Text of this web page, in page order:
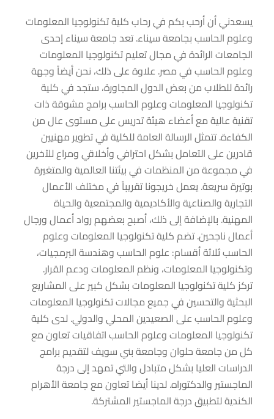
يسعدني أن أرحب بكم في رحاب كلية تكنولوجيا المعلومات
وعلوم الحاسب بجامعة سيناء. تعد جامعة سيناء إحدى
الجامعات الرائدة في مجال تعليم تكنولوجيا المعلومات
وعلوم الحاسب في مصر. علاوة على ذلك، نحن أيضاً وجهة
رائدة للطلاب من بعض الدول المجاورة، ستجد في كلية
تكنولوجيا المعلومات وعلوم الحاسب برامج مشوقة ذات
تقنية عالية مع أعضاء هيئة تدريس على مستوى عال من
الكفاءة. تتمثل الرسالة العامة للكلية في تطوير مهنيين
قادرين على التعامل بشكل احترافي وأخلاقي ومراع للآخرين
في مجموعة من المنظمات في بيئتنا العالمية والمتغيرة
بوتيرة سريعة. يعمل خريجونا تقريباً في مختلف الأعمال
التجارية والصناعية والأكاديمية والمجتمعية والحياة
المهنية. بالإضافة إلى ذلك، أصبح بعضهم رواد أعمال ورجال
أعمال ناجحين. تضم كلية تكنولوجيا المعلومات وعلوم
الحاسب ثلاثة أقسام: علوم الحاسب وهندسة البرمجيات،
وتكنولوجيا المعلومات، ونظم المعلومات ودعم القرار.
تركز كلية تكنولوجيا المعلومات بشكل كبير على المشاريع
البحثية والتحسين في جميع مجالات تكنولوجيا المعلومات
وعلوم الحاسب على الصعيدين المحلي والدولي. لدى كلية
تكنولوجيا المعلومات وعلوم الحاسب اتفاقيات تعاون مع
كل من جامعة حلوانوجامعة بني سويفلتقديم برامج
الدراسات العليا بشكل متبادل والتي تمهد إلى درجة
الماجستير والدكتوراه. لدينا أيضا تعاون مع جامعة الأهرام
الكنديةلتطبيق درجة الماجستير المشتركة.